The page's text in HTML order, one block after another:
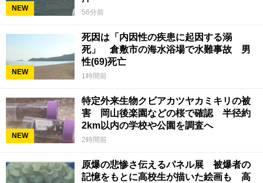
NEW 56分前
NEW
死因は「内因性の疾患に起因する溺
死」 倉敷市の海水浴場で水難事故 男
性(69)死亡
1時間前
NEW
特定外来生物クビアカツヤカミキリの被
害 岡山後楽園などの桜で確認 半径約
2km以内の学校や公園を調査へ
2時間前
原爆の悲惨さ伝えるパネル展 被爆者の
記憶をもとに高校生が描いた絵画も 高